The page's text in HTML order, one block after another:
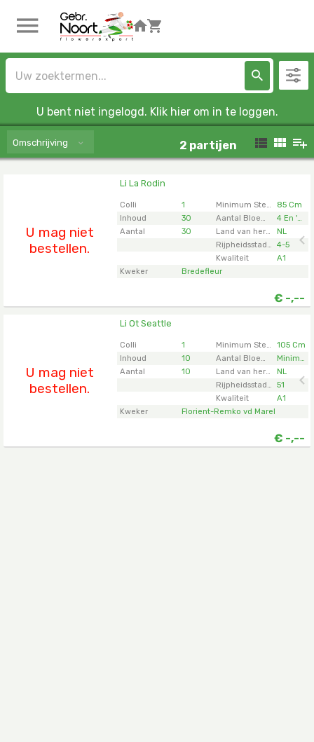
U bent niet ingelogd. Klik hier om in te loggen.
Omschrijving 2 partijen
U mag niet
bestellen.
Li La Rodin
Colli 1 Minimum Steellengte
85 Cm
Inhoud
30 Aantal Bloemknoppen Snijbloemen
4 En 'op'
Aantal
30 Land van herkomst
NL
Rijpheidsstadium
4-5
Kwaliteit
A1
Kweker
Bredefleur
€ -,--
U moet ingelogd zijn om te kunnen kopen. Klik hier
U mag niet
bestellen.
Li Ot Seattle
Colli 1 Minimum Steellengte
105 Cm
Inhoud
10 Aantal Bloemknoppen Snijbloemen
Minimaal 51
Aantal
10 Land van herkomst
NL
Rijpheidsstadium
51
Kwaliteit
A1
Kweker
Florient-Remko vd Marel
€ -,--
U moet ingelogd zijn om te kunnen kopen. Klik hier